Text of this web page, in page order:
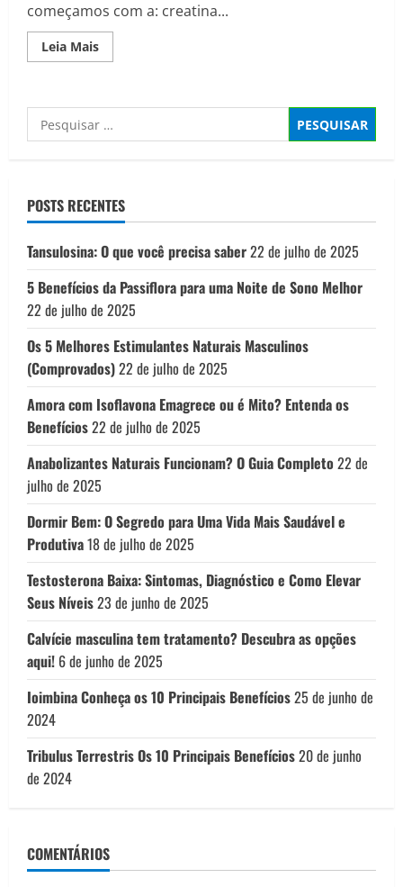
começamos com a: creatina...
Leia MaisRead
more
suplementos
para
ganhar
massa
Pesquisar
por:
POSTS RECENTES
Tansulosina: O que você precisa saber22 de julho de 2025
5 Benefícios da Passiflora para uma Noite de Sono Melhor
22 de julho de 2025
Os 5 Melhores Estimulantes Naturais Masculinos
(Comprovados)22 de julho de 2025
Amora com Isoflavona Emagrece ou é Mito? Entenda os
Benefícios22 de julho de 2025
Anabolizantes Naturais Funcionam? O Guia Completo 22 de
julho de 2025
Dormir Bem: O Segredo para Uma Vida Mais Saudável e
Produtiva18 de julho de 2025
Testosterona Baixa: Sintomas, Diagnóstico e Como Elevar
Seus Níveis23 de junho de 2025
Calvície masculina tem tratamento? Descubra as opções
aqui! 6 de junho de 2025
Ioimbina Conheça os 10 Principais Benefícios25 de junho de
2024
Tribulus Terrestris Os 10 Principais Benefícios20 de junho
de 2024
COMENTÁRIOS